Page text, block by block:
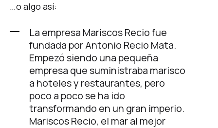
…o algo así:
La empresa Mariscos Recio fue
fundada por Antonio Recio Mata.
Empezó siendo una pequeña
empresa que suministraba marisco
a hoteles y restaurantes, pero
poco a poco se ha ido
transformando en un gran imperio.
Mariscos Recio, el mar al mejor